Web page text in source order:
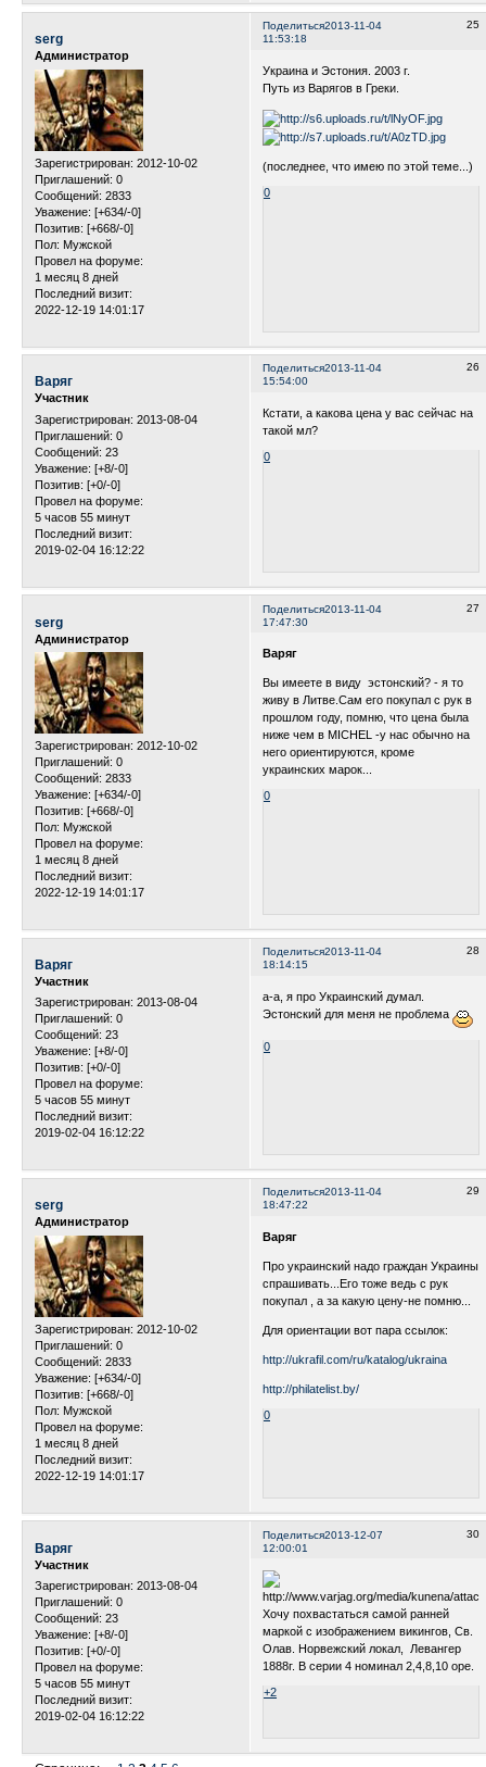
Поделиться 25
2013-11-04
11:53:18
serg
Администратор
Зарегистрирован: 2012-10-02
Приглашений: 0
Сообщений: 2833
Уважение: [+634/-0]
Позитив: [+668/-0]
Пол: Мужской
Провел на форуме:
1 месяц 8 дней
Последний визит:
2022-12-19 14:01:17
Украина и Эстония. 2003 г.
Путь из Варягов в Греки.
(последнее, что имею по этой теме...)
0
Поделиться 26
2013-11-04
15:54:00
Варяг
Участник
Зарегистрирован: 2013-08-04
Приглашений: 0
Сообщений: 23
Уважение: [+8/-0]
Позитив: [+0/-0]
Провел на форуме:
5 часов 55 минут
Последний визит:
2019-02-04 16:12:22
Кстати, а какова цена у вас сейчас на
такой мл?
0
Поделиться 27
2013-11-04
17:47:30
serg
Администратор
Зарегистрирован: 2012-10-02
Приглашений: 0
Сообщений: 2833
Уважение: [+634/-0]
Позитив: [+668/-0]
Пол: Мужской
Провел на форуме:
1 месяц 8 дней
Последний визит:
2022-12-19 14:01:17
Варяг
Вы имеете в виду эстонский? - я то
живу в Литве.Сам его покупал с рук в
прошлом году, помню, что цена была
ниже чем в MICHEL -у нас обычно на
него ориентируются, кроме
украинских марок...
0
Поделиться 28
2013-11-04
18:14:15
Варяг
Участник
Зарегистрирован: 2013-08-04
Приглашений: 0
Сообщений: 23
Уважение: [+8/-0]
Позитив: [+0/-0]
Провел на форуме:
5 часов 55 минут
Последний визит:
2019-02-04 16:12:22
а-а, я про Украинский думал.
Эстонский для меня не проблема
0
Поделиться 29
2013-11-04
18:47:22
serg
Администратор
Зарегистрирован: 2012-10-02
Приглашений: 0
Сообщений: 2833
Уважение: [+634/-0]
Позитив: [+668/-0]
Пол: Мужской
Провел на форуме:
1 месяц 8 дней
Последний визит:
2022-12-19 14:01:17
Варяг
Про украинский надо граждан Украины
спрашивать...Его тоже ведь с рук
покупал , а за какую цену-не помню...
Для ориентации вот пара ссылок:
http://ukrafil.com/ru/katalog/ukraina
http://philatelist.by/
0
Поделиться 30
2013-12-07
12:00:01
Варяг
Участник
Зарегистрирован: 2013-08-04
Приглашений: 0
Сообщений: 23
Уважение: [+8/-0]
Позитив: [+0/-0]
Провел на форуме:
5 часов 55 минут
Последний визит:
2019-02-04 16:12:22
Хочу похвастаться самой ранней
маркой с изображением викингов, Св.
Олав. Норвежский локал, Левангер
1888г. В серии 4 номинал 2,4,8,10 оре.
+2